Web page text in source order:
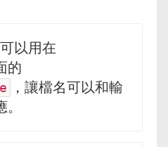
可以用在
的
，讓檔名可以和輸